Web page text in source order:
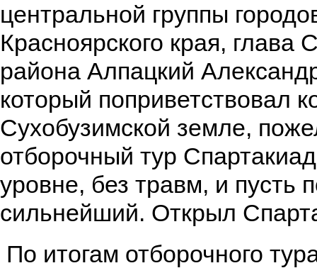
центральной группы
Красноярского края, глава
района Алпацкий
который поприветствовал
Сухобузимской земле,
отборочный тур
уровне, без травм, и пусть
сильнейший. Открыл
По итогам отборочного